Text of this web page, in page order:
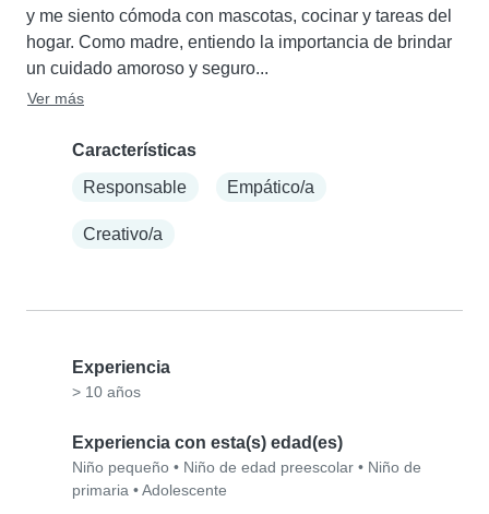
y me siento cómoda con mascotas, cocinar y tareas del
hogar. Como madre, entiendo la importancia de brindar
un cuidado amoroso y seguro...
Ver más
Características
Responsable
Empático/a
Creativo/a
Experiencia
> 10 años
Experiencia con esta(s) edad(es)
Niño pequeño • Niño de edad preescolar • Niño de
primaria •Adolescente